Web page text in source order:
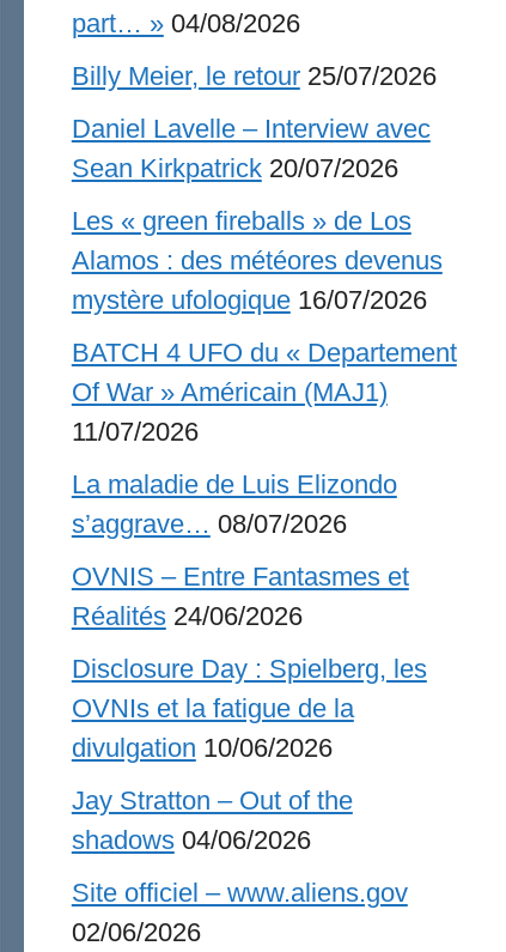
part… » 04/08/2026
Billy Meier, le retour 25/07/2026
Daniel Lavelle – Interview avec
Sean Kirkpatrick 20/07/2026
Les « green fireballs » de Los
Alamos : des météores devenus
mystère ufologique 16/07/2026
BATCH 4 UFO du « Departement
Of War » Américain (MAJ1)
11/07/2026
La maladie de Luis Elizondo
s’aggrave… 08/07/2026
OVNIS – Entre Fantasmes et
Réalités 24/06/2026
Disclosure Day : Spielberg, les
OVNIs et la fatigue de la
divulgation 10/06/2026
Jay Stratton – Out of the
shadows 04/06/2026
Site officiel – www.aliens.gov
02/06/2026